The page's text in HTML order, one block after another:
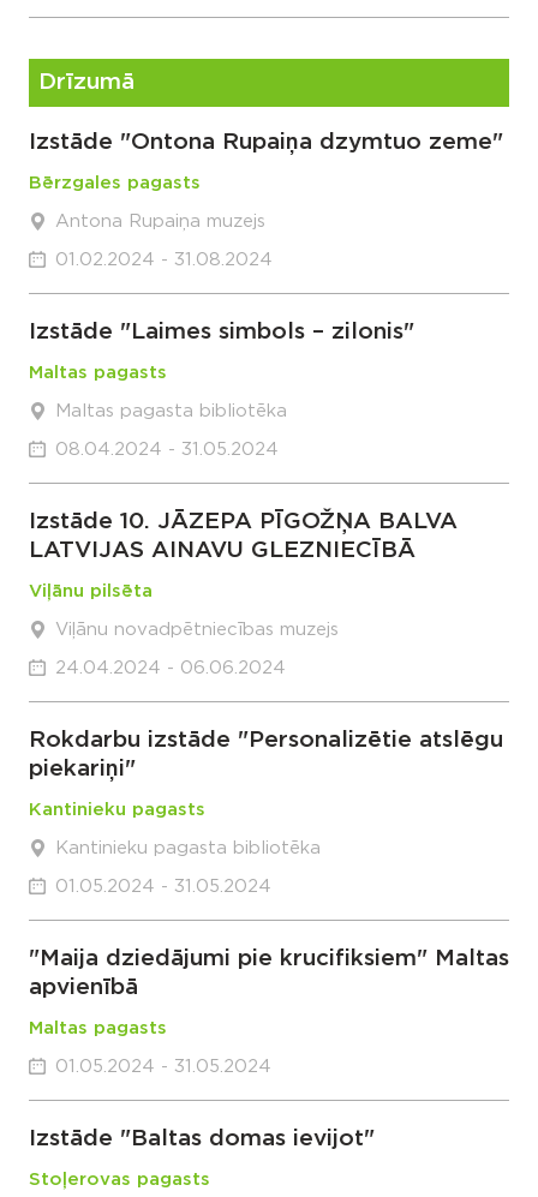
Drīzumā
Izstāde "Ontona Rupaiņa dzymtuo zeme"
Bērzgales pagasts
Antona Rupaiņa muzejs
01.02.2024 - 31.08.2024
Izstāde "Laimes simbols – zilonis"
Maltas pagasts
Maltas pagasta bibliotēka
08.04.2024 - 31.05.2024
Izstāde 10. JĀZEPA PĪGOŽŅA BALVA
LATVIJAS AINAVU GLEZNIECĪBĀ
Viļānu pilsēta
Viļānu novadpētniecības muzejs
24.04.2024 - 06.06.2024
Rokdarbu izstāde "Personalizētie atslēgu
piekariņi"
Kantinieku pagasts
Kantinieku pagasta bibliotēka
01.05.2024 - 31.05.2024
"Maija dziedājumi pie krucifiksiem" Maltas
apvienībā
Maltas pagasts
01.05.2024 - 31.05.2024
Izstāde "Baltas domas ievijot"
Stoļerovas pagasts